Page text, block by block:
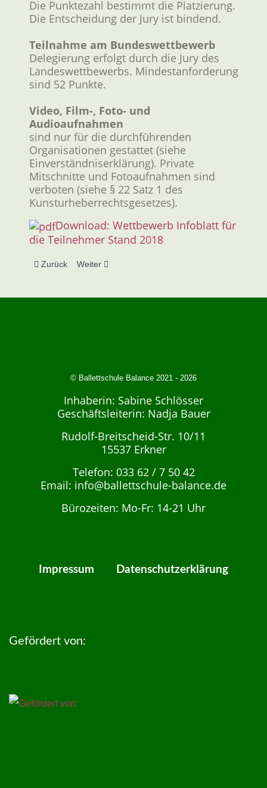
Die Punktezahl bestimmt die Platzierung.
Die Entscheidung der Jury ist bindend.
Teilnahme am Bundeswettbewerb
Delegierung erfolgt durch die Jury des
Landeswettbewerbs. Mindestanforderung
sind 52 Punkte.
Video, Film-, Foto- und
Audioaufnahmen
sind nur für die durchführenden
Organisationen gestattet (siehe
Einverständniserklärung). Private
Mitschnitte und Fotoaufnahmen sind
verboten (siehe § 22 Satz 1 des
Kunsturheberrechtsgesetzes).
Download: Wettbewerb Infoblatt für
die Teilnehmer Stand 2018
Vorheriger Beitrag: "Jugend Tanzt" Landeswettbewerb 2019
Zurück Nächster Beitrag: "Jugend tanzt"
Weiter
© Ballettschule Balance 2021 - 2026
Inhaberin: Sabine Schlösser
Geschäftsleiterin: Nadja Bauer
Rudolf-Breitscheid-Str. 10/11
15537 Erkner
Telefon: 033 62 / 7 50 42
Email: info@ballettschule-balance.de
Bürozeiten: Mo-Fr: 14-21 Uhr
Impressum Datenschutzerklärung
Gefördert von: